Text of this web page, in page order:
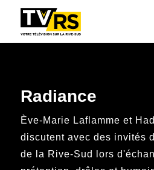
Radiance
Ève-Marie Laflamme et
discutent avec des invités
de la Rive-Sud lors